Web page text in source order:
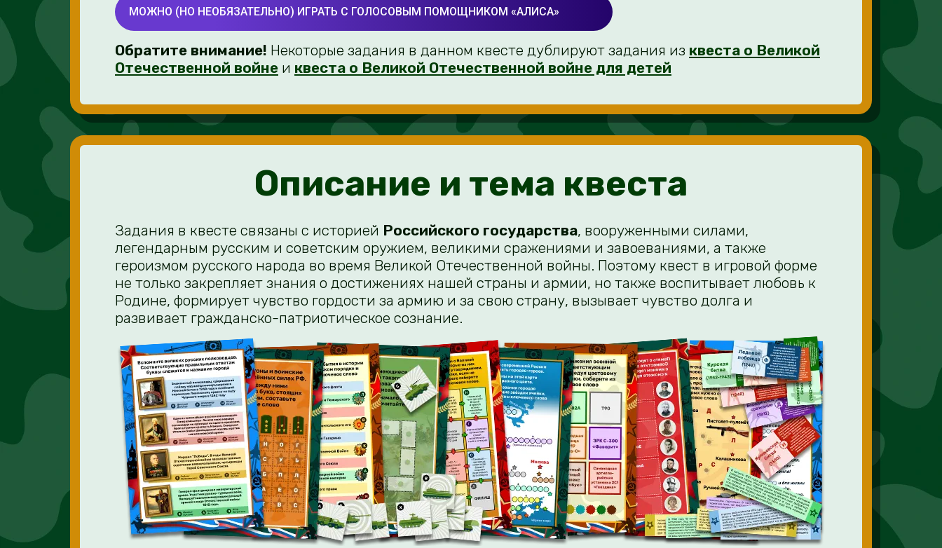
МОЖНО (НО НЕОБЯЗАТЕЛЬНО) ИГРАТЬ С ГОЛОСОВЫМ ПОМОЩНИКОМ «АЛИСА»
Обратите внимание! Некоторые задания в данном квесте дублируют задания из квеста о Великой
Отечественной войне и квеста о Великой Отечественной войне для детей
Описание и тема квеста
Задания в квесте связаны с историей Российского государства, вооруженными силами,
легендарным русским и советским оружием, великими сражениями и завоеваниями, а также
героизмом русского народа во время Великой Отечественной войны. Поэтому квест в игровой форме
не только закрепляет знания о достижениях нашей страны и армии, но также воспитывает любовь к
Родине, формирует чувство гордости за армию и за свою страну, вызывает чувство долга и
развивает гражданско-патриотическое сознание.